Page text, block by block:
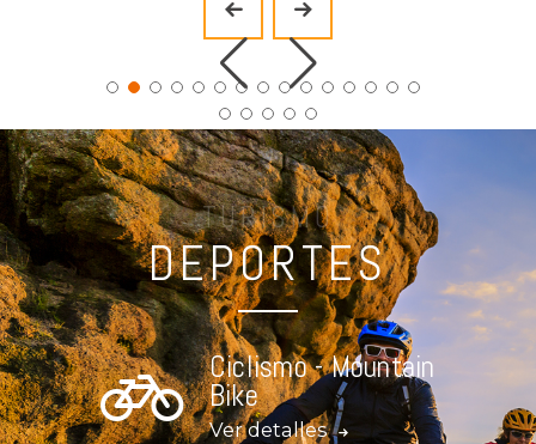
TURISMO
DEPORTES
Ciclismo - Mountain
Bike
Ver detalles